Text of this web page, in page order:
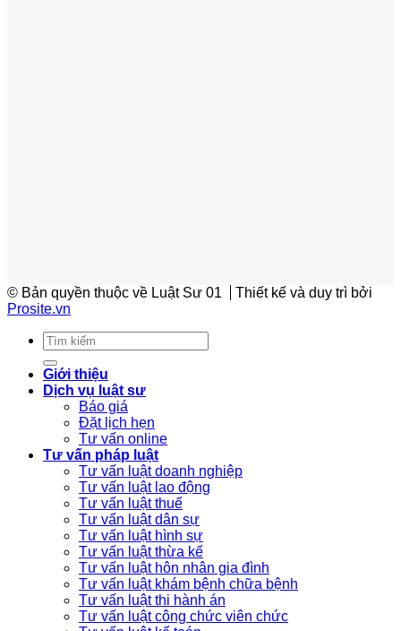
© Bản quyền thuộc về Luật Sư 01
Thiết kế và duy trì bởi
Prosite.vn
Giới thiệu
Dịch vụ luật sư
Báo giá
Đặt lịch hẹn
Tư vấn online
Tư vấn pháp luật
Tư vấn luật doanh nghiệp
Tư vấn luật lao động
Tư vấn luật thuế
Tư vấn luật dân sự
Tư vấn luật hình sự
Tư vấn luật thừa kế
Tư vấn luật hôn nhân gia đình
Tư vấn luật khám bệnh chữa bệnh
Tư vấn luật thi hành án
Tư vấn luật công chức viên chức